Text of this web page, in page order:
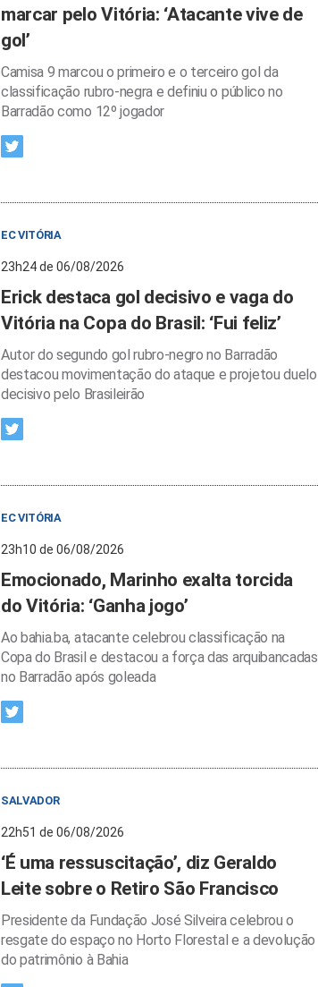
marcar pelo Vitória: ‘Atacante vive de
gol’
Camisa 9 marcou o primeiro e o terceiro gol da
classificação rubro-negra e definiu o público no
Barradão como 12º jogador
EC VITÓRIA
23h24 de 06/08/2026
Erick destaca gol decisivo e vaga do
Vitória na Copa do Brasil: ‘Fui feliz’
Autor do segundo gol rubro-negro no Barradão
destacou movimentação do ataque e projetou duelo
decisivo pelo Brasileirão
EC VITÓRIA
23h10 de 06/08/2026
Emocionado, Marinho exalta torcida
do Vitória: ‘Ganha jogo’
Ao bahia.ba, atacante celebrou classificação na
Copa do Brasil e destacou a força das arquibancadas
no Barradão após goleada
SALVADOR
22h51 de 06/08/2026
‘É uma ressuscitação’, diz Geraldo
Leite sobre o Retiro São Francisco
Presidente da Fundação José Silveira celebrou o
resgate do espaço no Horto Florestal e a devolução
do patrimônio à Bahia